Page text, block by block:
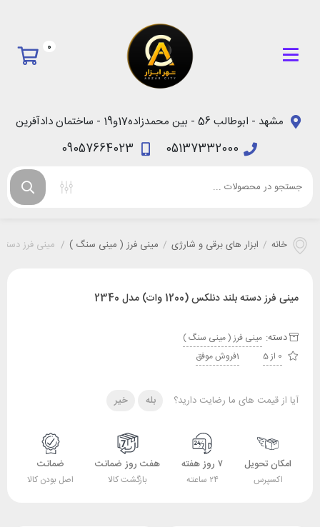
0
مشهد - ابوطالب 56 - بین محمدزاده17و19 - ساختمان دادآفرین
05137332000
09057664023
خانه / ابزار های برقی و شارژی / مینی فرز ( مینی سنگ ) / مینی فرز دسته بلند
مینی فرز دسته بلند دنلکس (1200 وات) مدل 2340
دسته: مینی فرز ( مینی سنگ )
0 از 5
1فروش موفق
آیا از قیمت های ما رضایت دارید؟ بله خیر
امکان تحویل
اکسپرس
۷ روز هفته
۲۴ ساعته
هفت روز ضمانت
بازگشت کالا
ضمانت
اصل بودن کالا